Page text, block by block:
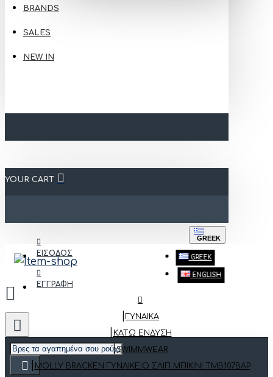
BRANDS
SALES
NEW IN
YOUR CART
ΕΙΣΟΔΟΣ
ΕΓΓΡΑΦΗ
GREEK
GREEK
ENGLISH
ΓΥΝΑΙΚΑ
ΚΆΤΩ ΈΝΔΥΣΗ
SWIMMWEAR
MOLLY BRACKEN ΓΥΝΑΙΚΕΊΟ ΣΛΙΠ ΜΠΙΚΊΝΙ TMB107BAP